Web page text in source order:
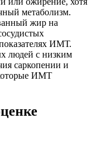
метаболизм.
жир на
ИМТ.
людей с низким
саркопении и
ИМТ